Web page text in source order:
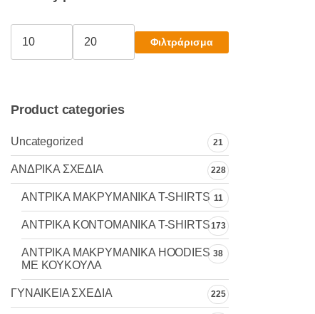
να
επιλεγούν
Ελάχιστη
τιμή
Μέγιστη
τιμή
Φιλτράρισμα
Product categories
Uncategorized 21
ΑΝΔΡΙΚΑ ΣΧΕΔΙΑ 228
ΑΝΤΡΙΚΑ MAKΡYMANIKA T-SHIRTS 11
ΑΝΤΡΙΚΑ ΚΟΝΤΟΜΑΝΙΚΑ T-SHIRTS173
ΑΝΤΡΙΚΑ ΜΑΚΡΥΜΑΝΙΚΑ HOODIES
ΜΕ ΚΟΥΚΟΥΛΑ
38
ΓΥΝΑΙΚΕΙΑ ΣΧΕΔΙΑ 225